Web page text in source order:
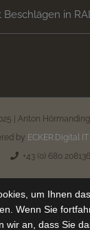
in
| Anton
by ECKER.Digital
+43 (0) 680
um Ihnen
Wenn Sie
wir an, dass Sie